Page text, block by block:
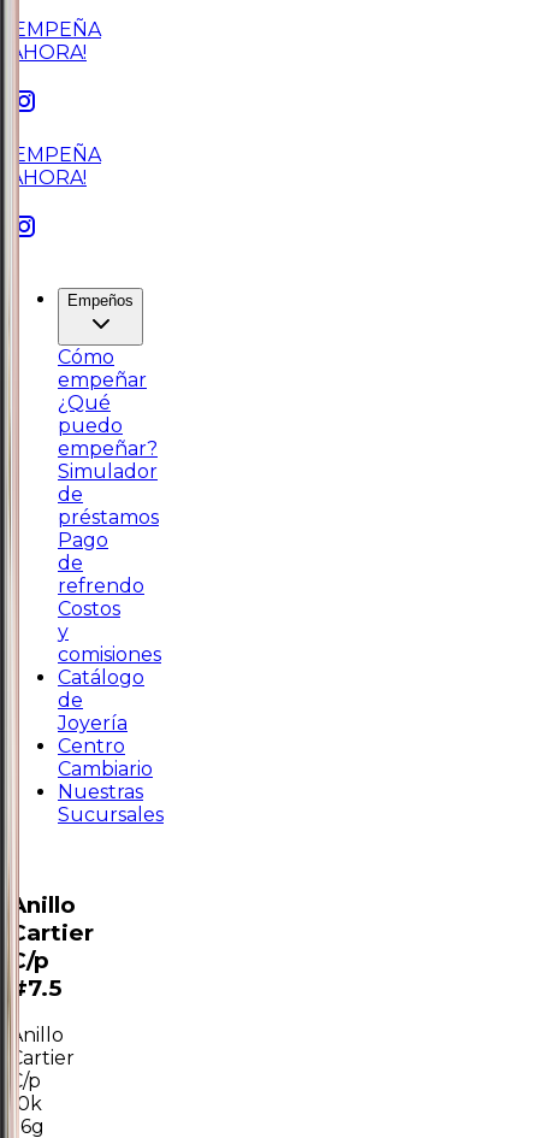
¡EMPEÑA
AHORA!
¡EMPEÑA
AHORA!
Empeños
Cómo
empeñar
¿Qué
puedo
empeñar?
Simulador
de
préstamos
Pago
de
refrendo
Costos
y
comisiones
Catálogo
de
Joyería
Centro
Cambiario
Nuestras
Sucursales
Anillo
Cartier
C/p
#7.5
Anillo
Cartier
C/p
10k
1.6g